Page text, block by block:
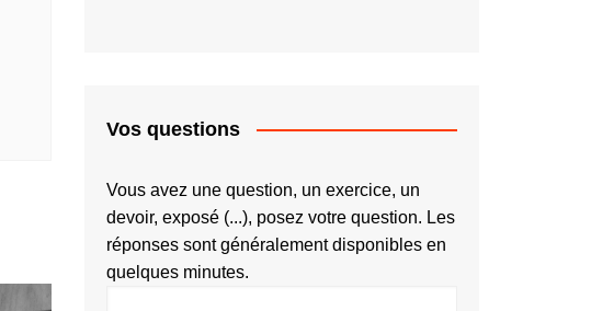
Vos questions
Vous avez une question, un exercice, un
devoir, exposé (...), posez votre question. Les
réponses sont généralement disponibles en
quelques minutes.